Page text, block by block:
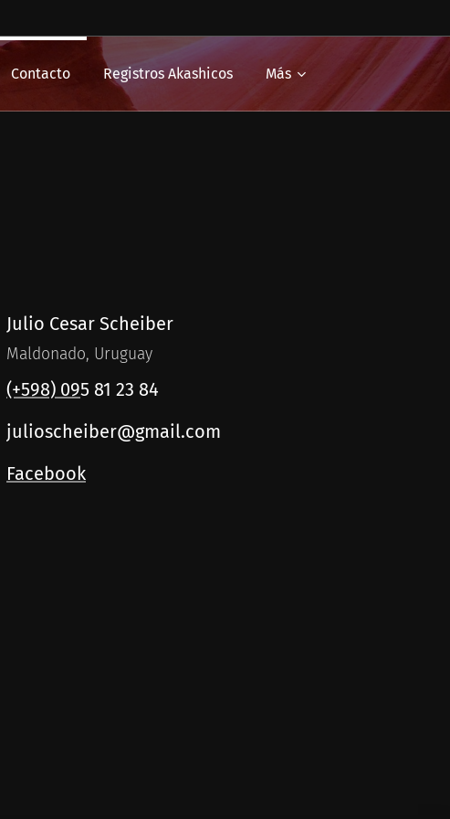
Contacto Registros Akashicos Más
Julio Cesar Scheiber
Maldonado, Uruguay
(+598) 095 81 23 84
julioscheiber@gmail.com
Facebook